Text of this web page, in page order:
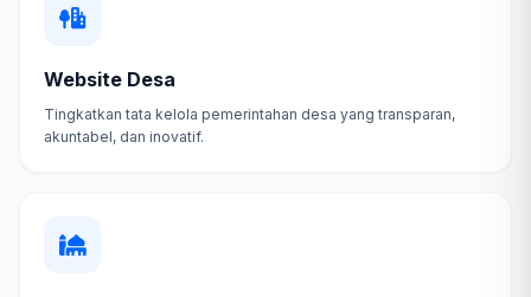
Website Desa
Tingkatkan tata kelola pemerintahan desa yang transparan,
akuntabel, dan inovatif.